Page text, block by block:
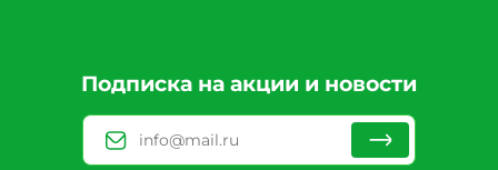
Подписка на акции и новости